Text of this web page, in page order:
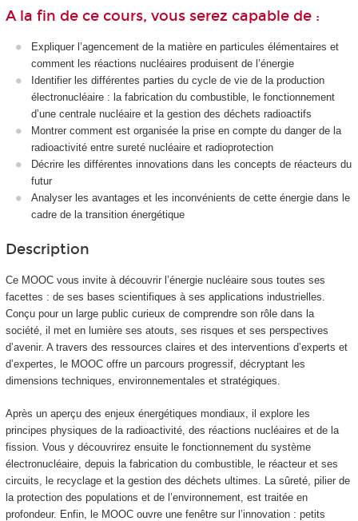
A la fin de ce cours, vous serez capable de :
Expliquer l’agencement de la matière en particules élémentaires et
comment les réactions nucléaires produisent de l’énergie
Identifier les différentes parties du cycle de vie de la production
électronucléaire : la fabrication du combustible, le fonctionnement
d’une centrale nucléaire et la gestion des déchets radioactifs
Montrer comment est organisée la prise en compte du danger de la
radioactivité entre sureté nucléaire et radioprotection
Décrire les différentes innovations dans les concepts de réacteurs du
futur
Analyser les avantages et les inconvénients de cette énergie dans le
cadre de la transition énergétique
Description
Ce MOOCvous invite à découvrir l’énergie nucléaire sous toutes ses
facettes : de ses bases scientifiques à ses applications industrielles.
Conçu pour un large public curieux de comprendre son rôle dans la
société, il met en lumière ses atouts, ses risques et ses perspectives
d’avenir. A travers des ressources claires et des interventions d’experts et
d’expertes, le MOOCoffre un parcours progressif, décryptant les
dimensions techniques, environnementales et stratégiques.
Après un aperçu des enjeux énergétiques mondiaux, il explore les
principes physiques de la radioactivité, des réactions nucléaires et de la
fission. Vous y découvrirez ensuite le fonctionnement du système
électronucléaire, depuis la fabrication du combustible, le réacteur et ses
circuits, le recyclage et la gestion des déchets ultimes. La sûreté, pilier de
la protection des populations et de l’environnement, est traitée en
profondeur. Enfin, le MOOCouvre une fenêtre sur l’innovation : petits